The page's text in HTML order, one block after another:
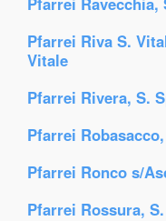
Pfarrei Riva S.
Vitale
Pfarrei Rivera, S.
Pfarrei
Pfarrei Ronco s/
Pfarrei Rossura,